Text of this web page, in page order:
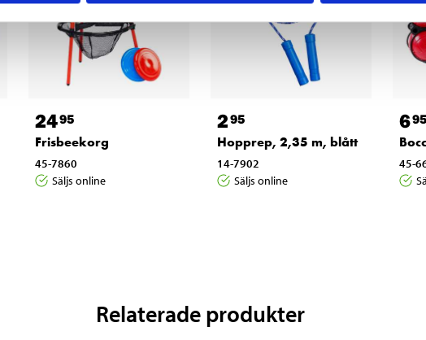
2495
Frisbeekorg
45-7860
Säljs online
295
Hopprep, 2,35 m, blått
14-7902
Säljs online
695
45-
Relaterade produkter